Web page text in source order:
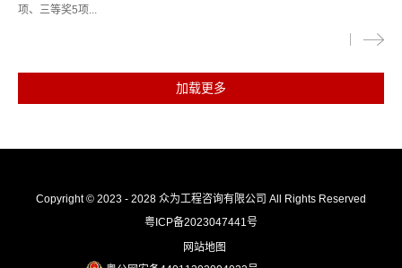
项、三等奖5项...
Copyright © 2023 - 2028 众为工程咨询有限公司 All Rights Reserved
粤ICP备2023047441号
网站地图